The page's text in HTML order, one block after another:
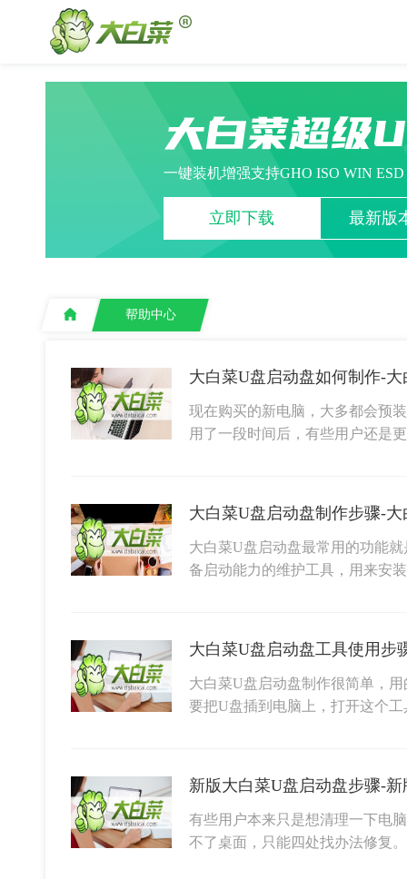
大白菜超级
一键装机增强支持GHO ISO WIN
立即下载 最新版
帮助中心
大白菜U盘启动盘如何制作-
现在购买的新电脑，大多都会预
用了一段时间后，有些用户还是
大白菜U盘启动盘制作步骤-
大白菜U盘启动盘最常用的功能
备启动能力的维护工具，用来安
大白菜U盘启动盘制作很简单，
要把U盘插到电脑上，打开这个
新版大白菜U盘启动盘步骤-
有些用户本来只是想清理一下电
不了桌面，只能四处找办法修复